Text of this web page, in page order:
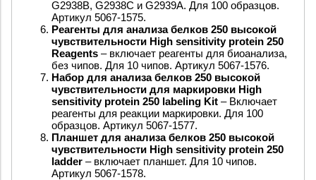
G2938B, G2938C и G2939A. Для 100 образцов.
Артикул 5067-1575.
Реагенты для анализа белков 250 высокой
чувствительности High sensitivity protein 250
Reagents – включает реагенты для биоанализа,
без чипов. Для 10 чипов. Артикул 5067-1576.
Набор для анализа белков 250 высокой
чувствительности для маркировки High
sensitivity protein 250 labeling Kit – Включает
реагенты для реакции маркировки. Для 100
образцов. Артикул 5067-1577.
Планшет для анализа белков 250 высокой
чувствительности High sensitivity protein 250
ladder – включает планшет. Для 10 чипов.
Артикул 5067-1578.